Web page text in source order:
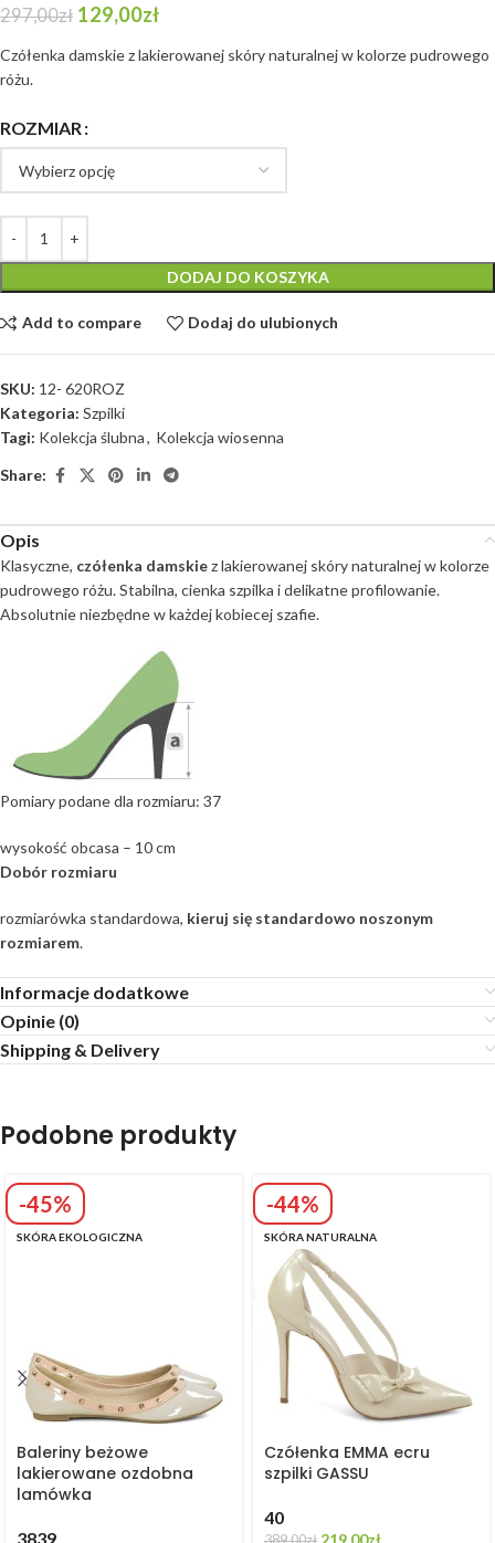
297,00zł 129,00zł
Czółenka damskie z lakierowanej skóry naturalnej w kolorze pudrowego
różu.
ROZMIAR
DODAJ DO KOSZYKA
Add to compare Dodaj do ulubionych
SKU: 12- 620ROZ
Kategoria: Szpilki
Tagi: Kolekcja ślubna, Kolekcja wiosenna
Share:
Opis
Klasyczne, czółenka damskiez lakierowanej skóry naturalnej w kolorze
pudrowego różu. Stabilna, cienka szpilka i delikatne profilowanie.
Absolutnie niezbędne w każdej kobiecej szafie.
Pomiary podane dla rozmiaru: 37
wysokość obcasa – 10 cm
Dobór rozmiaru
rozmiarówka standardowa, kieruj się standardowo noszonym
rozmiarem.
Informacje dodatkowe
Opinie (0)
Shipping & Delivery
Podobne produkty
-45%
SKÓRA EKOLOGICZNA
Baleriny beżowe
lakierowane ozdobna
lamówka
3839
-44%
SKÓRA NATURALNA
Czółenka EMMA ecru
szpilki GASSU
40
219,00zł